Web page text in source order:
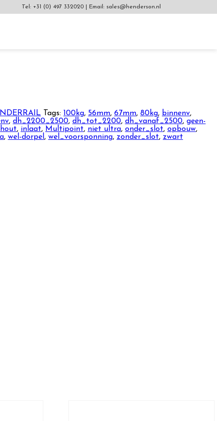
Tel: +31 (0) 497 332020 Email: sales@henderson.nl
Tags: 100kg, 56mm, 67mm, 80kg, binnenv,
, dh_2200_2500, dh_tot_2200, dh_vanaf_2500, geen-
hout, inlaat, Multipoint, niet ultra, onder_slot, opbouw,
, wel-dorpel , wel_voorsponning, zonder_slot, zwart